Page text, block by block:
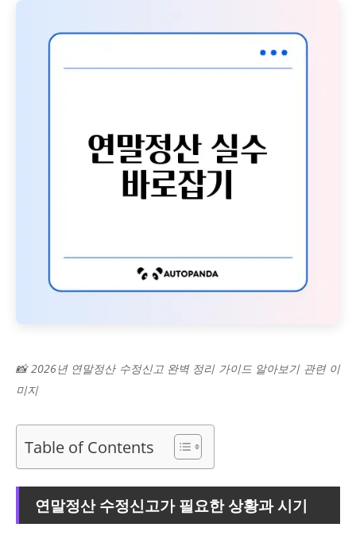
📸 2026년 연말정산 수정신고 완벽 정리 가이드 알아보기 관련 이
미지
Table of Contents
연말정산 수정신고가 필요한 상황과 시기